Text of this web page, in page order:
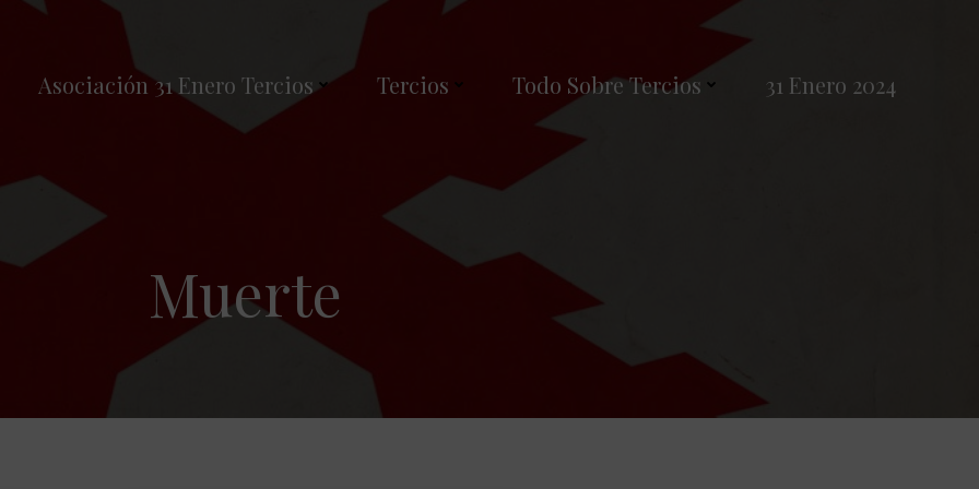
Asociación 31 Enero Tercios Tercios Todo Sobre Tercios 31 Enero 2024
Muerte